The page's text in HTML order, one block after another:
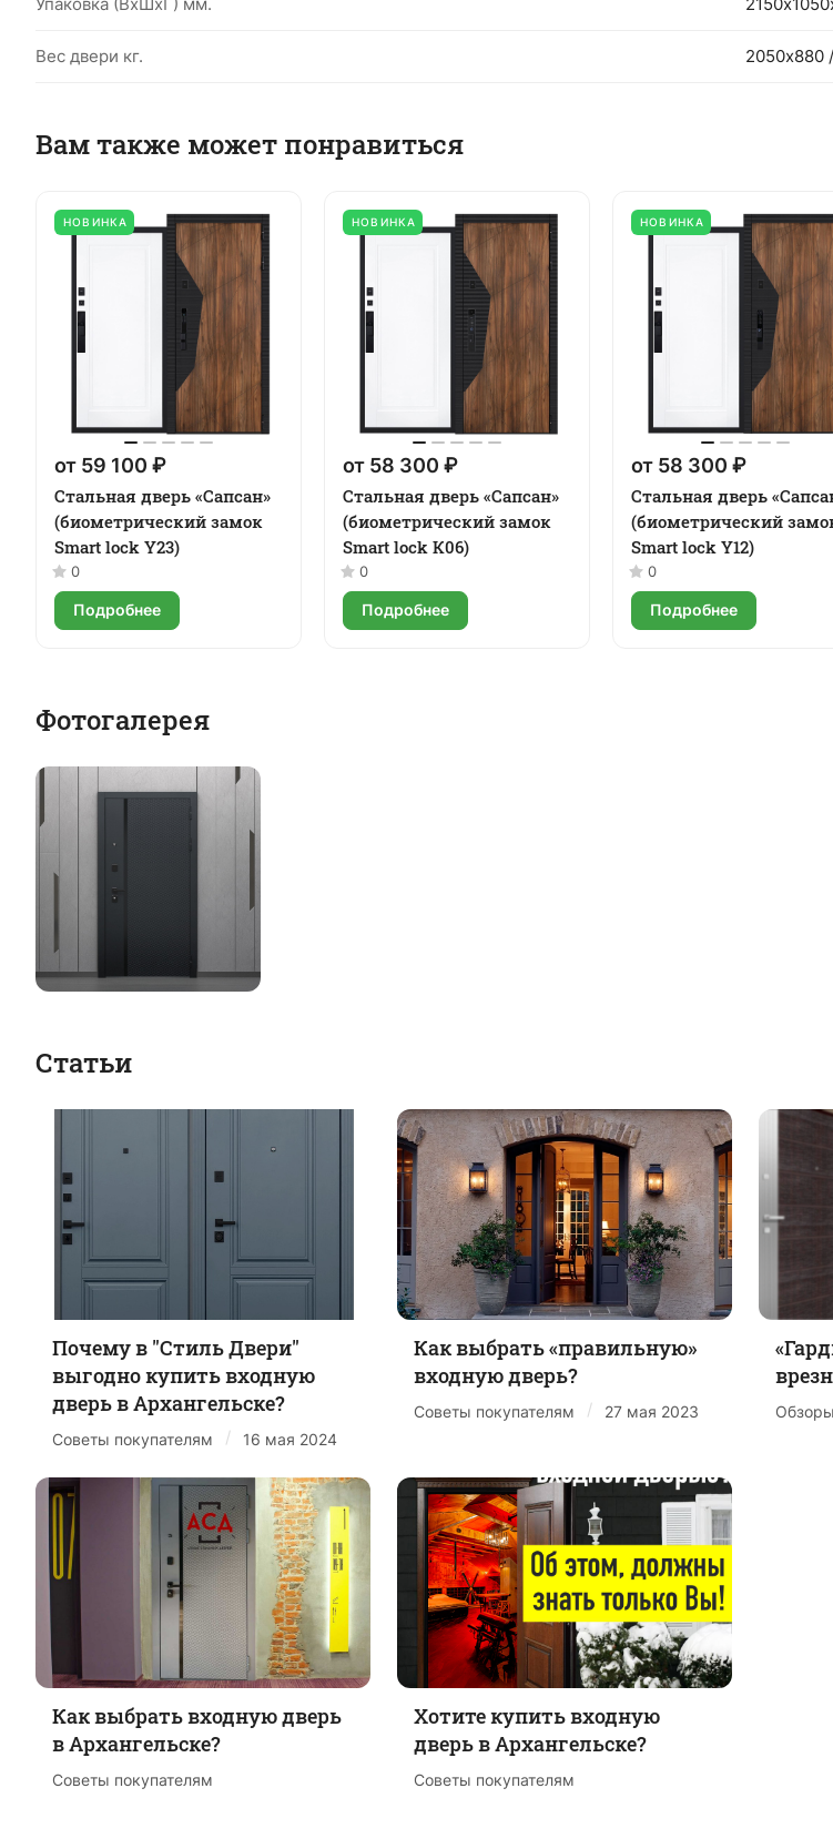
Вес двери кг. 2050х880
Вам также может понравиться
НОВИНКА
от 59 100 ₽
Стальная дверь «Сапсан»
(биометрический замок
Smart lock Y23)
0
Подробнее
НОВИНКА
от 58 300 ₽
Стальная дверь «Сапсан»
(биометрический замок
Smart lock К06)
0
Подробнее
НОВИНКА
от 58 300 ₽
Стальная дверь
(биометрический
Smart lock Y12)
0
Подробнее
Фотогалерея
Статьи
Почему в "Стиль Двери"
выгодно купить входную
дверь в Архангельске?
Советы покупателям / 16 мая 2024
Как выбрать «правильную»
входную дверь?
Советы покупателям / 27 мая 2023
Как выбрать входную дверь
в Архангельске?
Советы покупателям
Хотите купить входную
дверь в Архангельске?
Советы покупателям